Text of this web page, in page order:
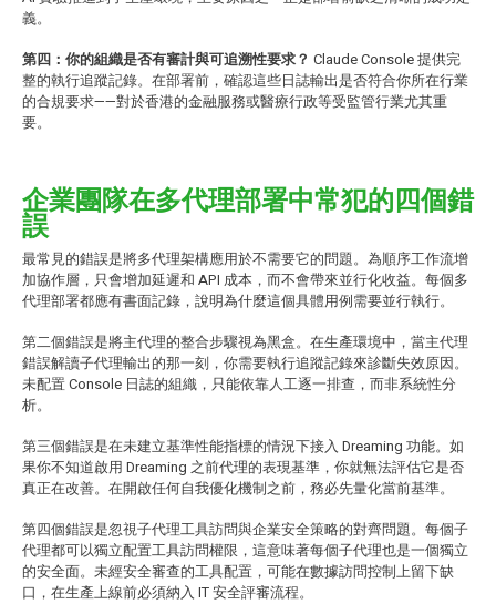
義。
第四：你的組織是否有審計與可追溯性要求？ Claude Console 提供完
整的執行追蹤記錄。在部署前，確認這些日誌輸出是否符合你所在行業
的合規要求——對於香港的金融服務或醫療行政等受監管行業尤其重
要。
企業團隊在多代理部署中常犯的四個錯
誤
最常見的錯誤是將多代理架構應用於不需要它的問題。為順序工作流增
加協作層，只會增加延遲和 API 成本，而不會帶來並行化收益。每個多
代理部署都應有書面記錄，說明為什麼這個具體用例需要並行執行。
第二個錯誤是將主代理的整合步驟視為黑盒。在生產環境中，當主代理
錯誤解讀子代理輸出的那一刻，你需要執行追蹤記錄來診斷失效原因。
未配置 Console 日誌的組織，只能依靠人工逐一排查，而非系統性分
析。
第三個錯誤是在未建立基準性能指標的情況下接入 Dreaming 功能。如
果你不知道啟用 Dreaming 之前代理的表現基準，你就無法評估它是否
真正在改善。在開啟任何自我優化機制之前，務必先量化當前基準。
第四個錯誤是忽視子代理工具訪問與企業安全策略的對齊問題。每個子
代理都可以獨立配置工具訪問權限，這意味著每個子代理也是一個獨立
的安全面。未經安全審查的工具配置，可能在數據訪問控制上留下缺
口，在生產上線前必須納入 IT 安全評審流程。